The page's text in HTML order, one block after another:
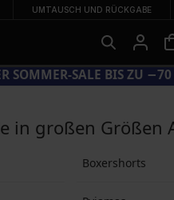
UMTAUSCH UND RÜCKGABE
GROSSER SOMMER-
in großen Größen
Boxershorts